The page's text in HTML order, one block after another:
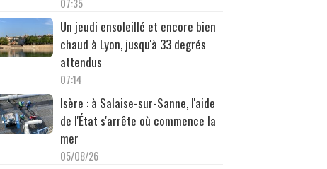
Un jeudi ensoleillé et encore bien
chaud à Lyon, jusqu'à 33 degrés
attendus
07:14
Isère : à Salaise-sur-Sanne, l'aide
de l'État s'arrête où commence la
mer
05/08/26